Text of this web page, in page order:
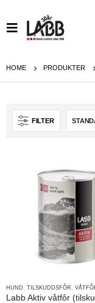
HOME PRODUKTER
FILTER
HUND TILSKUDDSFÔR
Labb Aktiv våtfôr